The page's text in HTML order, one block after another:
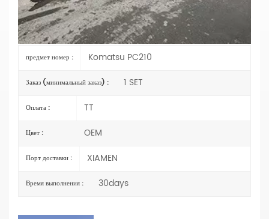
Объем ковша: 0,4 куб. м.
Грунтовка/Покрытие: Напыляемая цинкосодержащая
грунтовка.
предмет номер : Komatsu PC210
Заказ (минимальный заказ) : 1 SET
Оплата : TT
Цвет : OEM
Порт доставки : XIAMEN
Время выполнения : 30days